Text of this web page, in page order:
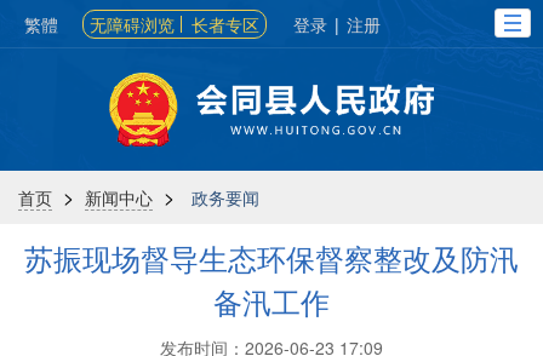
繁體 无障碍浏览 长者专区 登录 | 注册
首页 > 新闻中心 > 政务要闻
苏振现场督导生态环保督察整改及防汛
备汛工作
发布时间：2026-06-23 17:09